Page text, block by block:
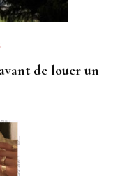
de louer un